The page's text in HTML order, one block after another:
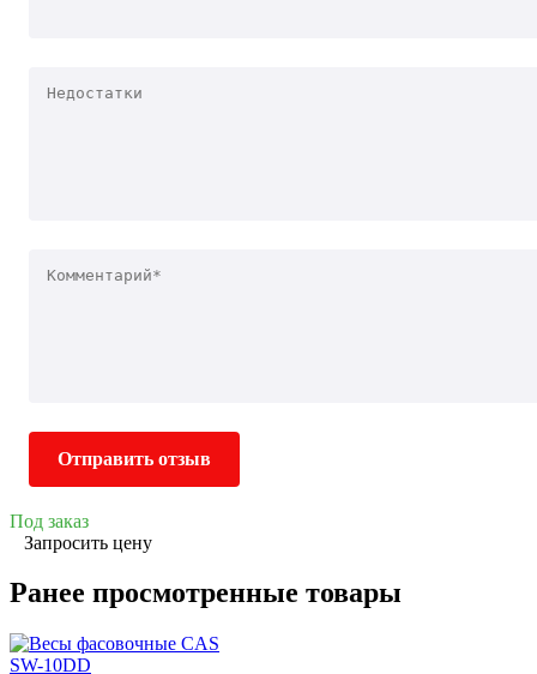
Отправить отзыв
Под заказ
Запросить цену
Ранее просмотренные товары